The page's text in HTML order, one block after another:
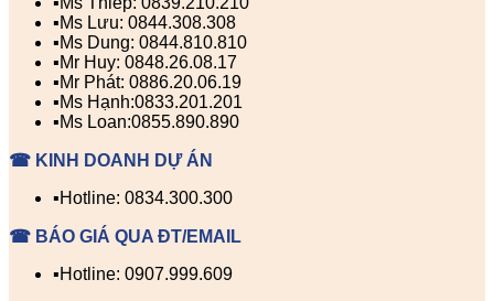
▪️Ms Lưu: 0844.308.308
▪️Ms Dung: 0844.810.810
▪️Mr Huy: 0848.26.08.17
▪️Mr Phát: 0886.20.06.19
▪️Ms Hạnh:0833.201.201
▪️Ms Loan:0855.890.890
☎ KINH DOANH DỰ ÁN
▪️Hotline: 0834.300.300
☎ BÁO GIÁ QUA ĐT/EMAIL
▪️Hotline: 0907.999.609